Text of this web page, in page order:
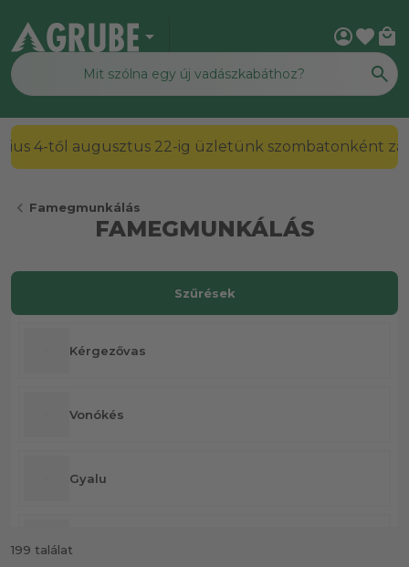
arrow_drop_down account_circlefavorite local_mall
2026. július 4-től augusztus 22-ig üzletünk
chevron_left Famegmunkálás
FAMEGMUNKÁLÁS
Kérgezővas
Vonókés
Gyalu
199 találat
Szűrések